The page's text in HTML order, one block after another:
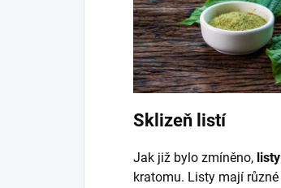
Sklizeň listí
Jak již bylo zmíněno, listy
kratomu. Listy mají různé